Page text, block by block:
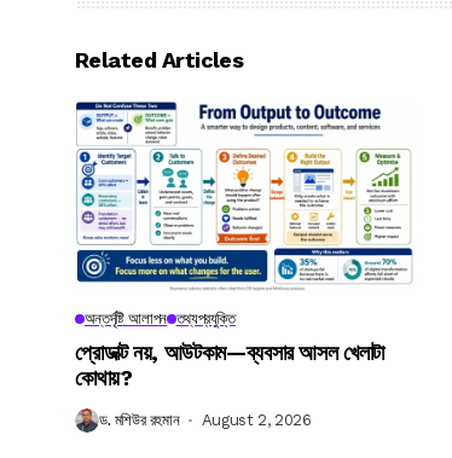
Related Articles
অন্তর্দৃষ্টি আলাপন তথ্যপ্রযুক্তি
প্রোডাক্ট নয়, আউটকাম—ব্যবসার আসল খেলাটা
কোথায়?
ড. মশিউর রহমান August 2, 2026